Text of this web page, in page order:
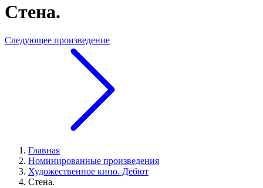
Стена.
Следующее произведение
Главная
Номинированные произведения
Художественное кино. Дебют
Стена.